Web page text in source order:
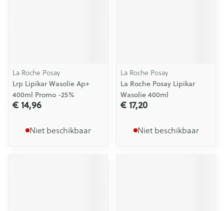
La Roche Posay
Lrp Lipikar Wasolie Ap+
400ml Promo -25%
€ 14,96
Niet beschikbaar
La Roche Posay
La Roche Posay Lipikar
Wasolie 400ml
€ 17,20
Niet beschikbaar